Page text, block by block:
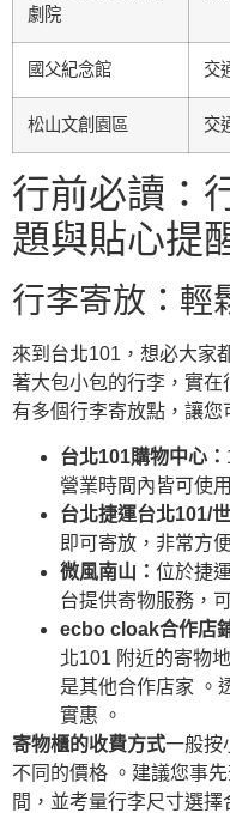
劇院
國父紀念館 交
松山文創園區 交
行前必讀：
題與貼心提
行李寄放：輕
來到台北101，想必大家
著大包小包的行李，實
有多個行李寄放點，讓您
台北101購物中心：
營業時間內皆可使
台北捷運台北101/
即可寄放，非常方
微風南山： 位於捷
台提供寄物服務，
ecbo cloak合作店
北101 附近的寄物
是其他合作店家 。
實惠 。
寄物櫃的收費方式一般按
不同的價格 。建議您事
間，並考量行李尺寸選